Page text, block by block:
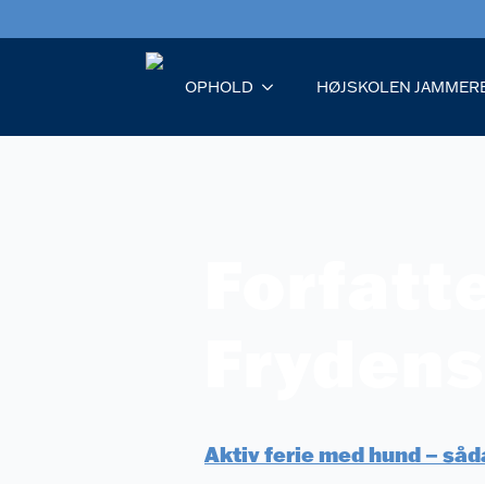
OPHOLD HØJSKOLEN
Aktiv ferie med hund –